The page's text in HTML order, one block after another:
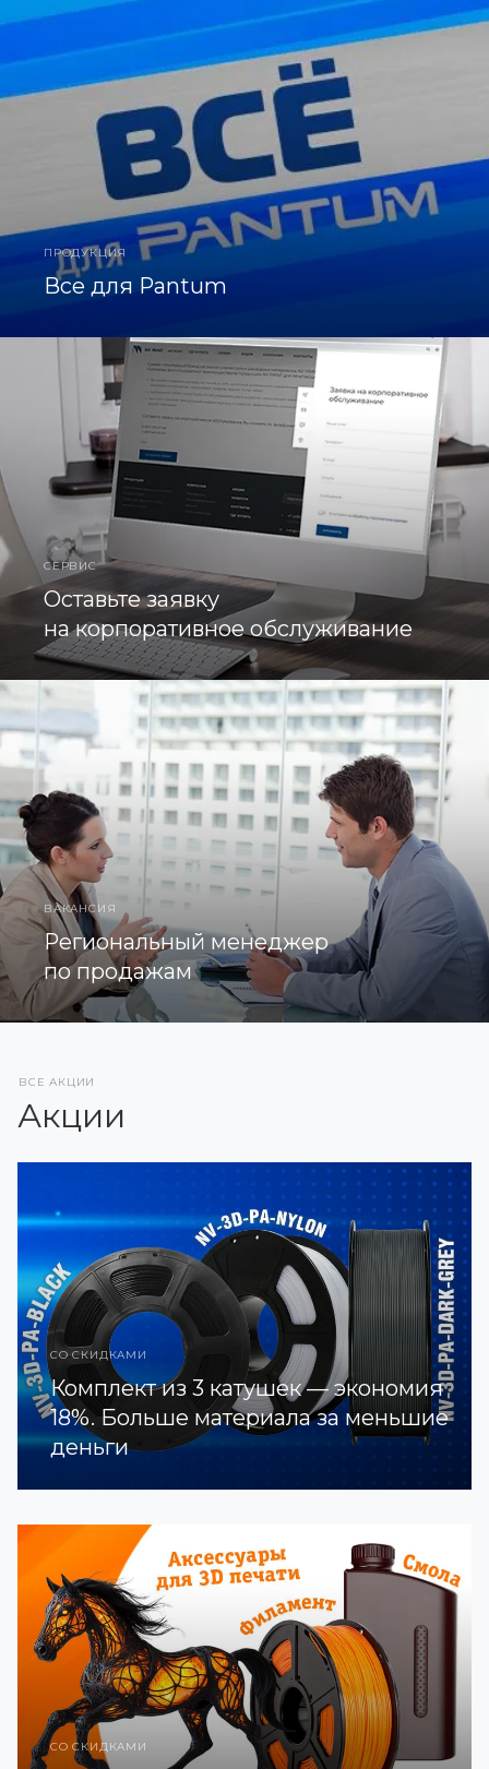
ПРОДУКЦИЯ
Все для Pantum
СЕРВИС
Оставьте заявку
на корпоративное обслуживание
ВАКАНСИЯ
Региональный менеджер
по продажам
ВСЕ АКЦИИ
Акции
СО СКИДКАМИ
Комплект из 3 катушек — экономия
18%. Больше материала за меньшие
деньги
СО СКИДКАМИ